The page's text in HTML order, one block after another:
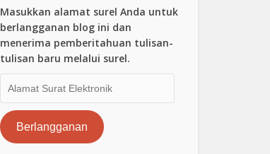
Masukkan alamat surel Anda untuk
berlangganan blog ini dan
menerima pemberitahuan tulisan-
tulisan baru melalui surel.
Surat
Elektronik
Berlangganan